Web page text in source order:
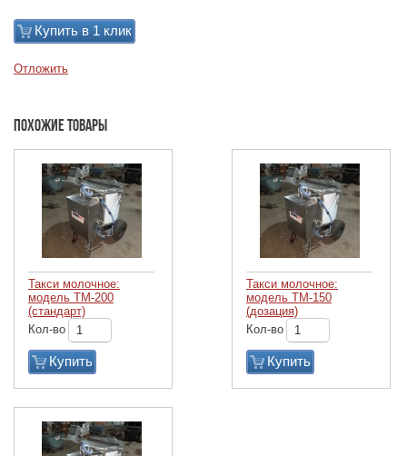
Купить в 1 клик
Отложить
Похожие товары
Такси молочное:
модель ТМ-200
(стандарт)
Кол-во
Купить
Такси молочное:
модель ТМ-150
(дозация)
Кол-во
Купить